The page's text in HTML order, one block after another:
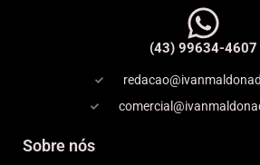
(43) 99634-4607
Sobre nós